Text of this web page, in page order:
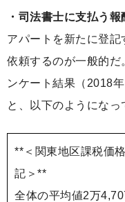
・司法書士に支払う報
アパートを新たに登
依頼するのが一般的だ
ンケート結果（2018
と、以下のようになっ
**＜関東地区課税価
記＞**
全体の平均値2万